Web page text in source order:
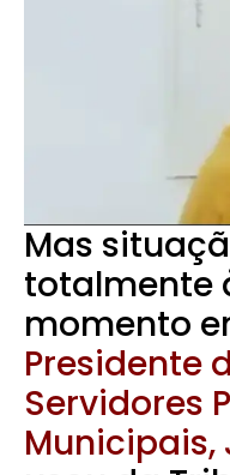
Mas
totalmente
momento
Presidente
Servidores
Municipais,